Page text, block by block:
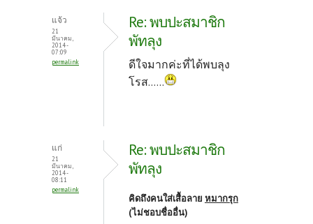
แจ้ว
21
มีนาคม,
2014 -
07:09
permalink
Re: พบปะสมาชิก
พัทลุง
ดีใจมากค่ะที่ได้พบลุง
โรส......
แก่
21
มีนาคม,
2014 -
08:11
permalink
Re: พบปะสมาชิก
พัทลุง
คิดถึงคนใส่เสื้อลาย หมากรุก
(ไม่ชอบชื่ออื่น)